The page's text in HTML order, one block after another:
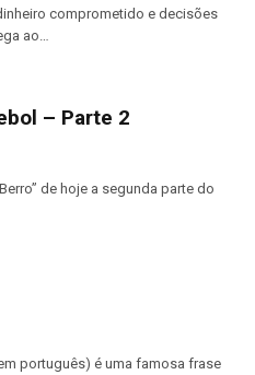
comprometido e decisões
ao…
– Parte 2
de hoje a segunda parte do
português) é uma famosa frase